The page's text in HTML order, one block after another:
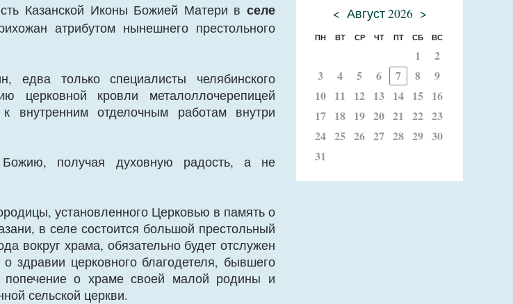
Казанской Иконы Божией Матери в селе
атрибутом нынешнего престольного
едва только специалисты челябинского
церковной кровли металоллочерепицей
внутренним отделочным работам внутри
Божию, получая духовную радость, а не
установленного Церковью в память о
в селе состоится большой престольный
вокруг храма, обязательно будет отслужен
здравии церковного благодетеля, бывшего
о храме своей малой родины и
сельской церкви.
< Август 2026 >
ПН ВТ СР ЧТ ПТ СБ ВС
1
2
3
4 5 6 7 8
9
10 11 12 13 14 15 16
17 18 19 20 21 22 23
24 25 26 27 28 29 30
31